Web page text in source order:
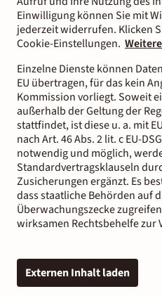
Einwilligung können Sie mit
jederzeit widerrufen. Klicken
Cookie-Einstellungen.
Einzelne Dienste können
EU übertragen, für das kein
Kommission vorliegt. Soweit
außerhalb der Geltung der
stattfindet, ist diese u. a. mit
nach Art. 46 Abs. 2 lit. c EU-
notwendig und möglich,
Standardvertragsklauseln
Zusicherungen ergänzt. Es
dass staatliche Behörden auf
Überwachungszecke
wirksamen Rechtsbehelfe zur
Externen Inhalt laden